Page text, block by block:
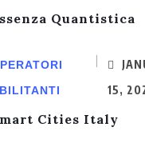
Quantistica
15,
Cities Italy